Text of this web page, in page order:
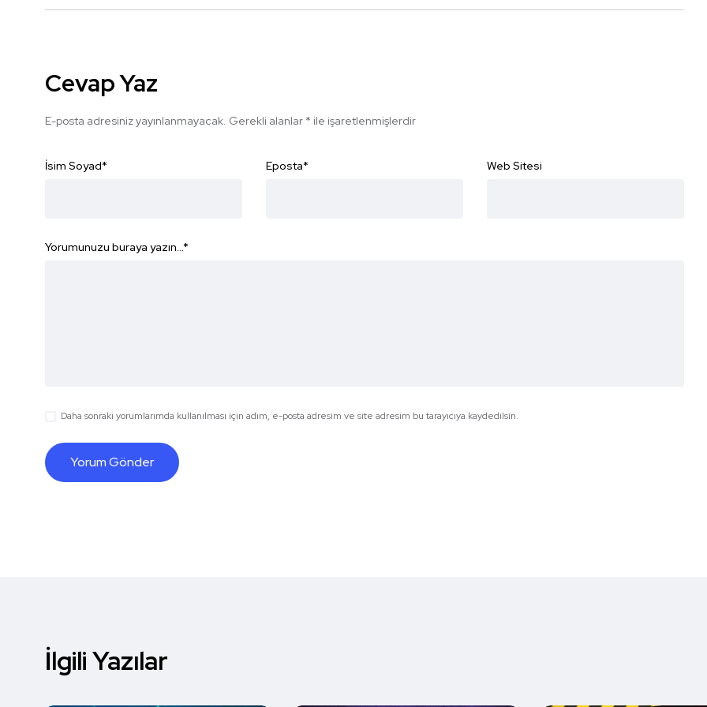
Cevap Yaz
E-posta adresiniz yayınlanmayacak. Gerekli alanlar * ile işaretlenmişlerdir
İsim Soyad* Eposta* Web Sitesi
Yorumunuzu buraya yazın...*
Daha sonraki yorumlarımda kullanılması için adım, e-posta adresim ve site adresim bu tarayıcıya kaydedilsin.
İlgili Yazılar